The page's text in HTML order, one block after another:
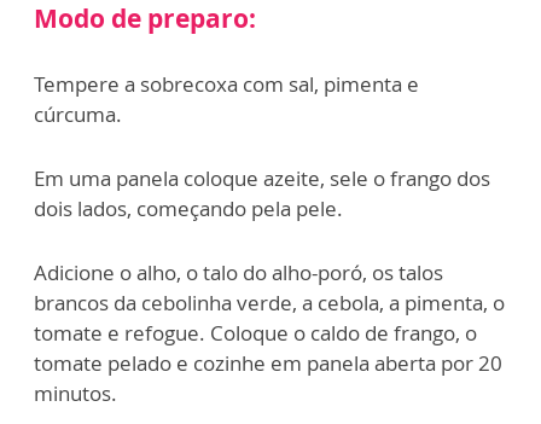
Modo de preparo:
Tempere a sobrecoxa com sal, pimenta e
cúrcuma.
Em uma panela coloque azeite, sele o frango dos
dois lados, começando pela pele.
Adicione o alho, o talo do alho-poró, os talos
brancos da cebolinha verde, a cebola, a pimenta, o
tomate e refogue. Coloque o caldo de frango, o
tomate pelado e cozinhe em panela aberta por 20
minutos.